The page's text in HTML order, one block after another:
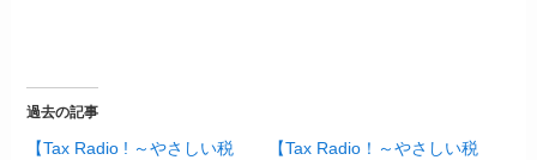
過去の記事
【Tax Radio ! ～やさしい税
【Tax Radio！～やさしい税